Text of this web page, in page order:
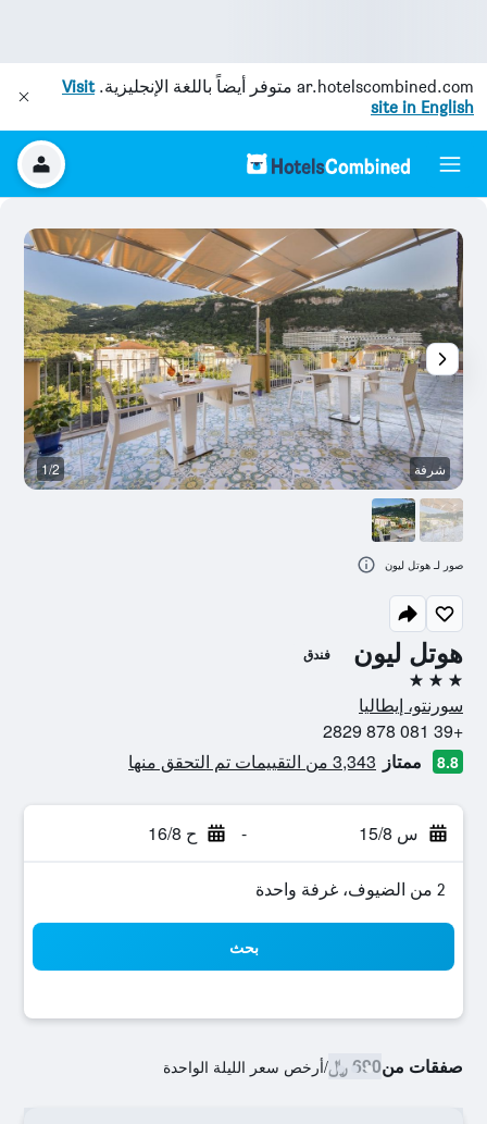
ar.hotelscombined.com متوفر أيضاً باللغة الإنجليزية.Visit
site in English
هوتل ليون فندق
3 نجوم
سورنتو، إيطاليا
+39 081 878 2829
8.8 ممتاز 3,343 من التقييمات تم التحقق منها
س 15/8 - ح 16/8
2 من الضيوف، غرفة واحدة
بحث
صفقات من690 ﷼ /أرخص سعر الليلة الواحدة
شرفة 1/2
صور لـ هوتل ليون